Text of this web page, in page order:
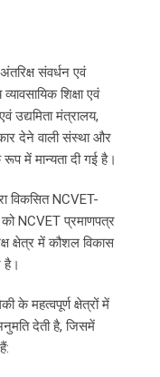
संवर्धन एवं
शिक्षा एवं
उद्यमिता मंत्रालय,
देने वाली संस्था और
में मान्यता दी गई है।
विकसित NCVET-
को NCVET प्रमाणपत्र
क्षेत्र में कौशल विकास
है।
के महत्वपूर्ण क्षेत्रों में
देती है, जिसमें